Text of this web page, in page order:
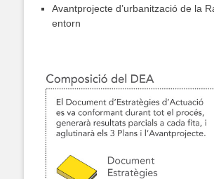
Avantprojecte d’urbanització de la
entorn